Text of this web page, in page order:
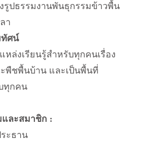
ธรรมงานพันธุกรรมข้าวพื้น
า
ศน์
นรู้สำหรับทุกคนเรื่อง
พืชพื้นบ้าน และเป็นพื้นที่
ทุกคน
และสมาชิก :
าง ประธาน